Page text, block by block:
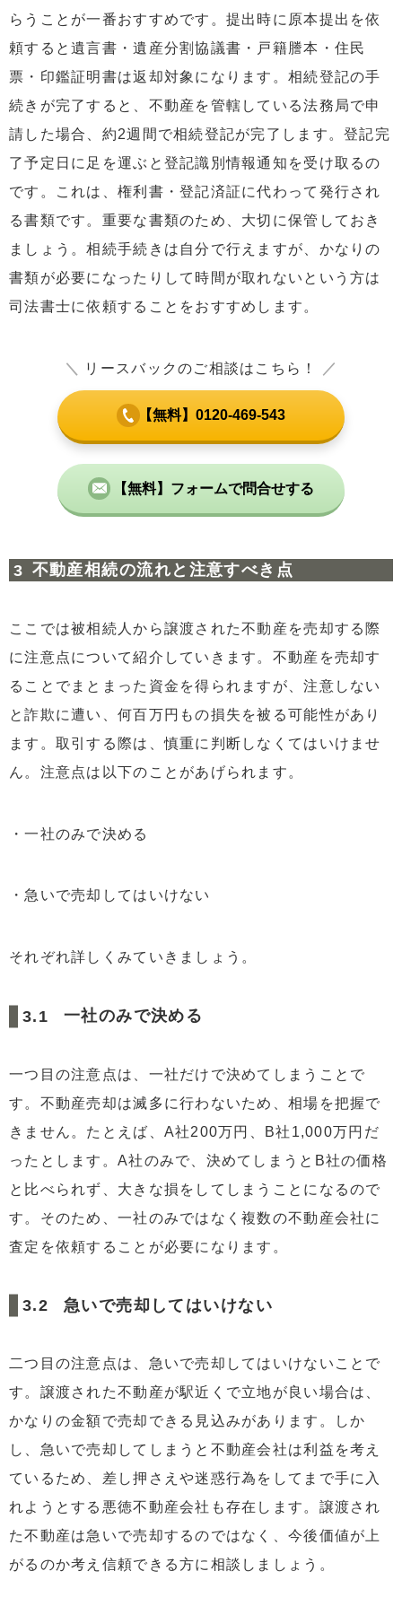
らうことが一番おすすめです。提出時に原本提出を依
頼すると遺言書・遺産分割協議書・戸籍謄本・住民
票・印鑑証明書は返却対象になります。相続登記の手
続きが完了すると、不動産を管轄している法務局で申
請した場合、約2週間で相続登記が完了します。登記完
了予定日に足を運ぶと登記識別情報通知を受け取るの
です。これは、権利書・登記済証に代わって発行され
る書類です。重要な書類のため、大切に保管しておき
ましょう。相続手続きは自分で行えますが、かなりの
書類が必要になったりして時間が取れないという方は
司法書士に依頼することをおすすめします。
＼ リースバックのご相談はこちら！ ／
【無料】0120-469-543
【無料】フォームで問合せする
不動産相続の流れと注意すべき点
ここでは被相続人から譲渡された不動産を売却する際
に注意点について紹介していきます。不動産を売却す
ることでまとまった資金を得られますが、注意しない
と詐欺に遭い、何百万円もの損失を被る可能性があり
ます。取引する際は、慎重に判断しなくてはいけませ
ん。注意点は以下のことがあげられます。
・一社のみで決める
・急いで売却してはいけない
それぞれ詳しくみていきましょう。
一社のみで決める
一つ目の注意点は、一社だけで決めてしまうことで
す。不動産売却は滅多に行わないため、相場を把握で
きません。たとえば、A社200万円、B社1,000万円だ
ったとします。A社のみで、決めてしまうとB社の価格
と比べられず、大きな損をしてしまうことになるので
す。そのため、一社のみではなく複数の不動産会社に
査定を依頼することが必要になります。
急いで売却してはいけない
二つ目の注意点は、急いで売却してはいけないことで
す。譲渡された不動産が駅近くで立地が良い場合は、
かなりの金額で売却できる見込みがあります。しか
し、急いで売却してしまうと不動産会社は利益を考え
ているため、差し押さえや迷惑行為をしてまで手に入
れようとする悪徳不動産会社も存在します。譲渡され
た不動産は急いで売却するのではなく、今後価値が上
がるのか考え信頼できる方に相談しましょう。